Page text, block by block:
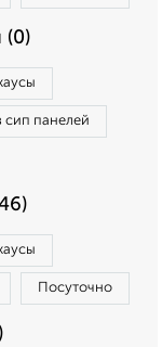
(0)
сип панелей
Посуточно